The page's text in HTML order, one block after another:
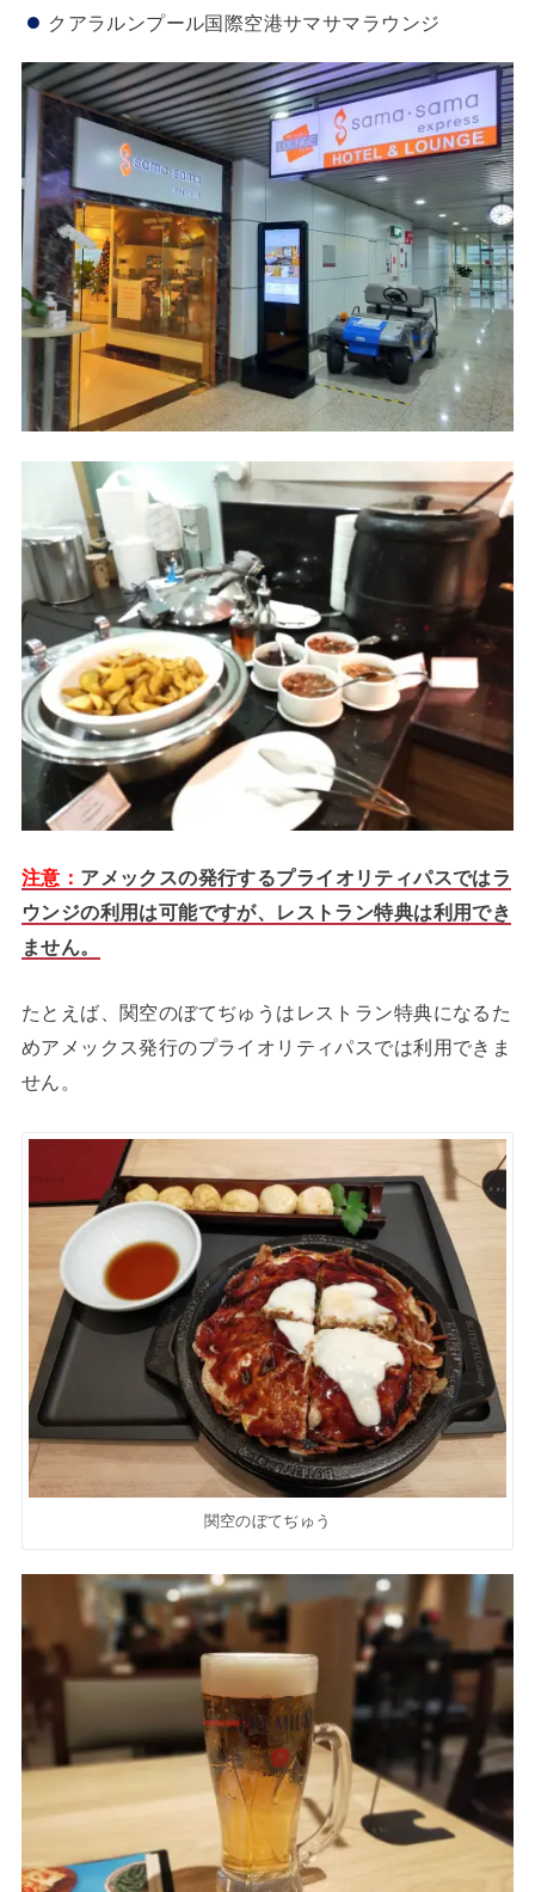
クアラルンプール国際空港サマサマラウンジ
注意： アメックスの発行するプライオリティパスではラ
ウンジの利用は可能ですが、レストラン特典は利用でき
ません。
たとえば、関空のぼてぢゅうはレストラン特典になるた
めアメックス発行のプライオリティパスでは利用できま
せん。
関空のぼてぢゅう